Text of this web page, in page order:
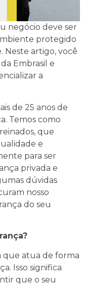
negócio deve ser
protegido
artigo, você
Embrasil e
a
de 25 anos de
Temos como
que
e
para ser
privada e
dúvidas
nosso
do seu
que atua de forma
Isso significa
que o seu